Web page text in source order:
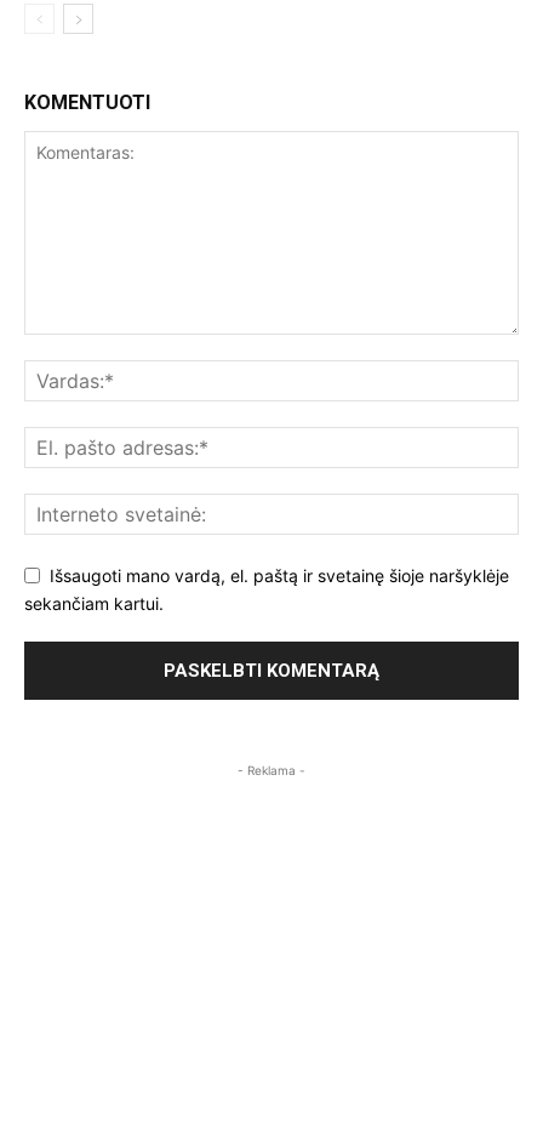
KOMENTUOTI
Išsaugoti mano vardą, el. paštą ir svetainę šioje naršyklėje
sekančiam kartui.
- Reklama -